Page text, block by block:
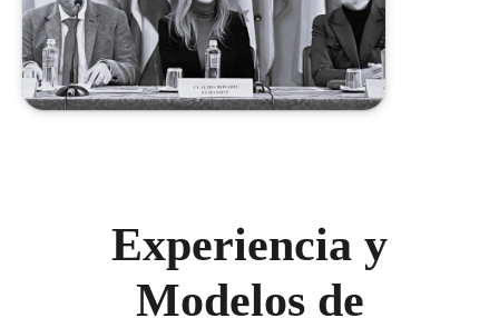
Experiencia y
Modelos de